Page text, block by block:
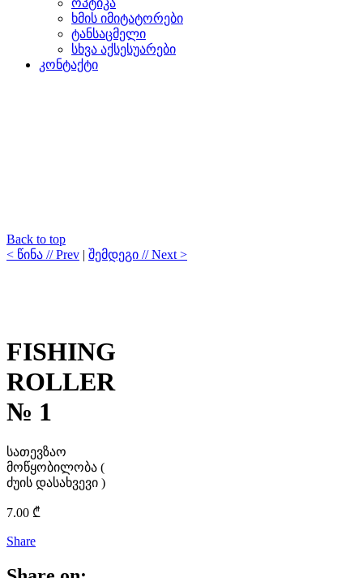
ოპტიკა
ხმის იმიტატორები
ტანსაცმელი
სხვა აქსესუარები
კონტაქტი
Back to top
< წინა // Prev | შემდეგი // Next >
FISHING
ROLLER
№ 1
სათევზაო
მოწყობილობა (
ძუის დასახვევი )
7.00 ₾
Share